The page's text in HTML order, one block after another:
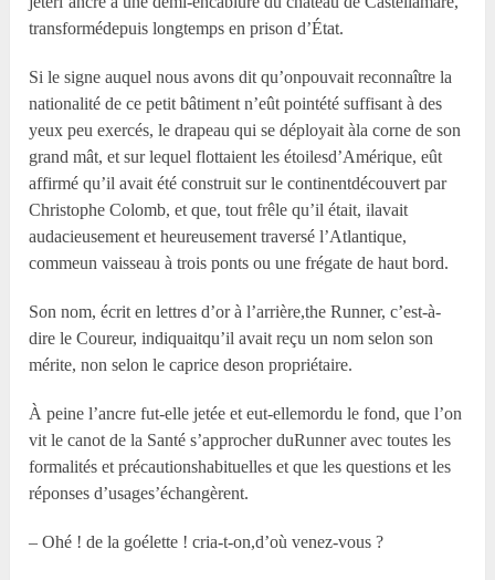
transformédepuis longtemps en prison d’État.
Si le signe auquel nous avons dit qu’onpouvait reconnaître la
nationalité de ce petit bâtiment n’eût pointété suffisant à des
yeux peu exercés, le drapeau qui se déployait àla corne de son
grand mât, et sur lequel flottaient les étoilesd’Amérique, eût
affirmé qu’il avait été construit sur le continentdécouvert par
Christophe Colomb, et que, tout frêle qu’il était, ilavait
audacieusement et heureusement traversé l’Atlantique,
commeun vaisseau à trois ponts ou une frégate de haut bord.
Son nom, écrit en lettres d’or à l’arrière,the Runner, c’est-à-
dire le Coureur, indiquaitqu’il avait reçu un nom selon son
mérite, non selon le caprice deson propriétaire.
À peine l’ancre fut-elle jetée et eut-ellemordu le fond, que l’on
vit le canot de la Santé s’approcher duRunner avec toutes les
formalités et précautionshabituelles et que les questions et les
réponses d’usages’échangèrent.
– Ohé ! de la goélette ! cria-t-on,d’où venez-vous ?